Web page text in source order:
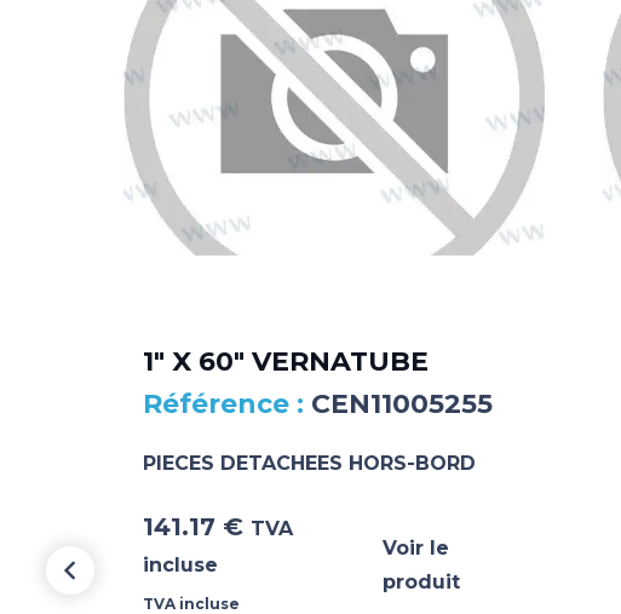
1″ X 60″ VERNATUBE
CEN11005255
PIECES DETACHEES HORS-BORD
141.17 € TVA
incluse
TVA incluse
Voir le
produit